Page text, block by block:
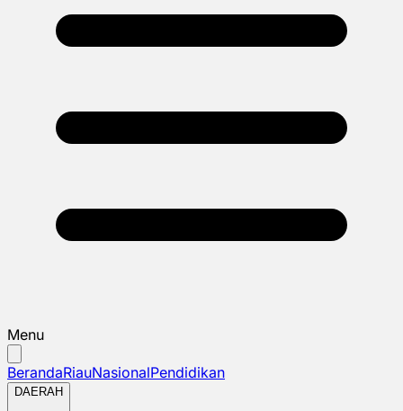
Menu
BerandaRiauNasionalPendidikan
DAERAH